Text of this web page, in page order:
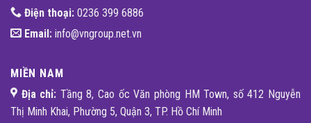
Điện thoại: 0236 399 6886
Email: info@vngroup.net.vn
MIỀN NAM
Địa chỉ: Tầng 8, Cao ốc Văn phòng HM Town, số 412 Nguyễn
Thị Minh Khai, Phường 5, Quận 3, TP. Hồ Chí Minh